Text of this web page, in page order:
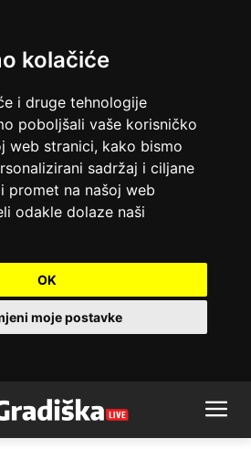
kolačiće
i druge tehnologije
poboljšali vaše korisničko
web stranici, kako bismo
sadržaj i ciljane
promet na našoj web
odakle dolaze naši
OK
moje postavke